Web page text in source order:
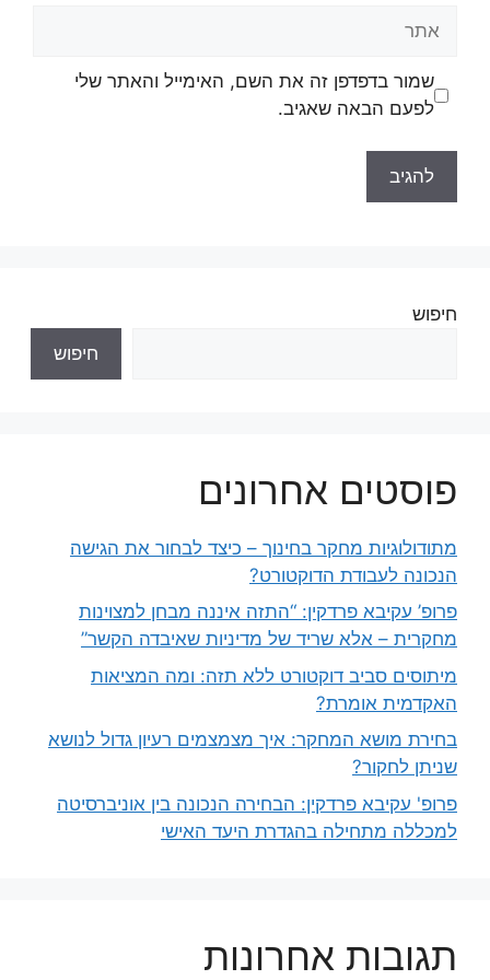
שמור בדפדפן זה את השם, האימייל והאתר שלי
לפעם הבאה שאגיב.
חיפוש
חיפוש
פוסטים אחרונים
מתודולוגיות מחקר בחינוך – כיצד לבחור את הגישה
הנכונה לעבודת הדוקטורט?
פרופ’ עקיבא פרדקין: “התזה איננה מבחן למצוינות
מחקרית – אלא שריד של מדיניות שאיבדה הקשר”
מיתוסים סביב דוקטורט ללא תזה: ומה המציאות
האקדמית אומרת?
בחירת מושא המחקר: איך מצמצמים רעיון גדול לנושא
שניתן לחקור?
פרופ' עקיבא פרדקין: הבחירה הנכונה בין אוניברסיטה
למכללה מתחילה בהגדרת היעד האישי
תגובות אחרונות